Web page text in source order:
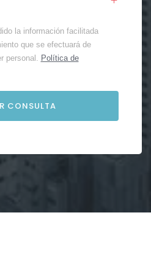
la información facilitada
que se efectuará de
personal. Política de